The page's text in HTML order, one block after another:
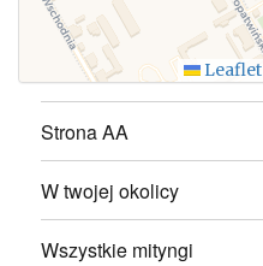
Leaflet
Strona AA
W twojej okolicy
Wszystkie mityngi